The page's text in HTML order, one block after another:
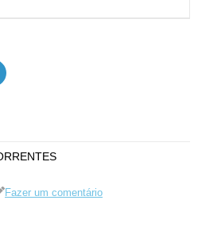
Fazer um comentário